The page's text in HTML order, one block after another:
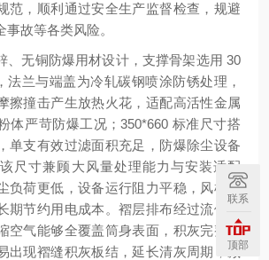
范，顺利通过安全生产监督检查，规避
故等各类风险。
、无铜防爆用材设计，支撑骨架选用 30
法兰与端盖为冷轧碳钢喷涂防锈处理，
擦撞击产生放热火花，适配高活性金属
体严苛防爆工况；350*660 标准尺寸搭
单支有效过滤面积充足，防爆除尘设备
尺寸兼顾大风量处理能力与安装适配
负荷更低，设备运行阻力平稳，风机无
期节约用电成本。褶层排布经过流体优
空气能够全覆盖筒身表面，积灰完整脱
出现褶缝积灰板结，延长清灰周期，减
联系
顶部